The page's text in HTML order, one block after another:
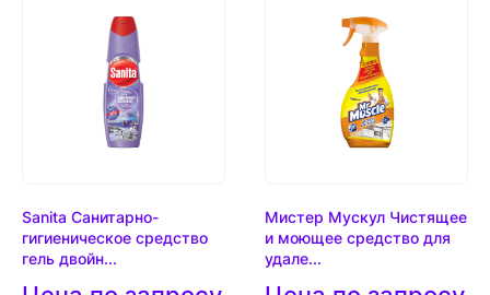
Sanita Санитарно-
гигиеническое средство
гель двойн...
Мистер Мускул Чистящее
и моющее средство для
удале...